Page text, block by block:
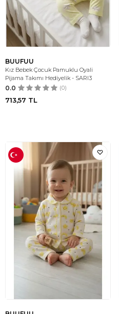
BUUFUU
Kız Bebek Çocuk Pamuklu Oyali
Pijama Takımı Hediyelik - SARI3
0.0 (0)
713,57 TL